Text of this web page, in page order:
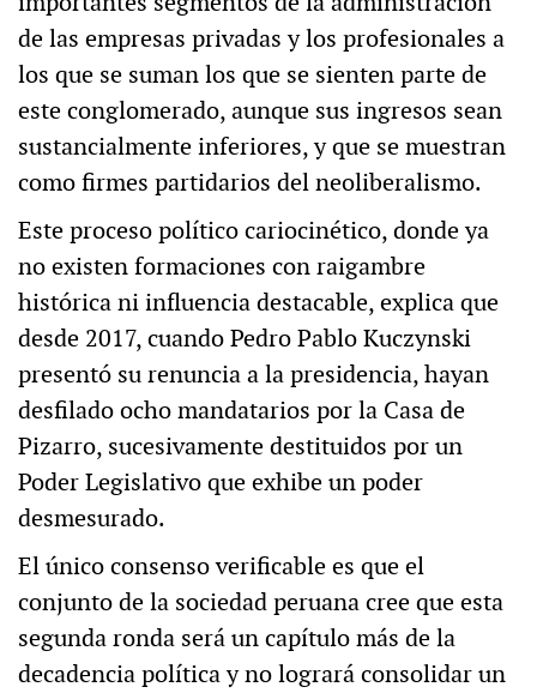
de las empresas privadas y los profesionales a
los que se suman los que se sienten parte de
este conglomerado, aunque sus ingresos sean
sustancialmente inferiores, y que se muestran
como firmes partidarios del neoliberalismo.
Este proceso político cariocinético, donde ya
no existen formaciones con raigambre
histórica ni influencia destacable, explica que
desde 2017, cuando Pedro Pablo Kuczynski
presentó su renuncia a la presidencia, hayan
desfilado ocho mandatarios por la Casa de
Pizarro, sucesivamente destituidos por un
Poder Legislativo que exhibe un poder
desmesurado.
El único consenso verificable es que el
conjunto de la sociedad peruana cree que esta
segunda ronda será un capítulo más de la
decadencia política y no logrará consolidar un